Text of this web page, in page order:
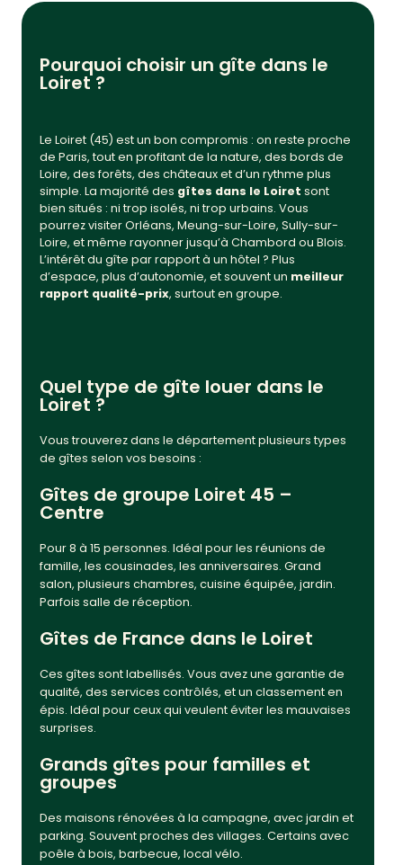
Pourquoi choisir un gîte dans le
Loiret ?
Le Loiret (45) est un bon compromis : on reste proche
de Paris, tout en profitant de la nature, des bords de
Loire, des forêts, des châteaux et d’un rythme plus
simple. La majorité des gîtes dans le Loiret sont
bien situés : ni trop isolés, ni trop urbains. Vous
pourrez visiter Orléans, Meung-sur-Loire, Sully-sur-
Loire, et même rayonner jusqu’à Chambord ou Blois.
L’intérêt du gîte par rapport à un hôtel ? Plus
d’espace, plus d’autonomie, et souvent un meilleur
rapport qualité-prix, surtout en groupe.
Quel type de gîte louer dans le
Loiret ?
Vous trouverez dans le département plusieurs types
de gîtes selon vos besoins :
Gîtes de groupe Loiret 45 –
Centre
Pour 8 à 15 personnes. Idéal pour les réunions de
famille, les cousinades, les anniversaires. Grand
salon, plusieurs chambres, cuisine équipée, jardin.
Parfois salle de réception.
Gîtes de France dans le Loiret
Ces gîtes sont labellisés. Vous avez une garantie de
qualité, des services contrôlés, et un classement en
épis. Idéal pour ceux qui veulent éviter les mauvaises
surprises.
Grands gîtes pour familles et
groupes
Des maisons rénovées à la campagne, avec jardin et
parking. Souvent proches des villages. Certains avec
poêle à bois, barbecue, local vélo.